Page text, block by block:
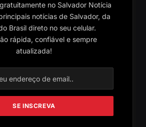
no Salvador Notícia
notícias de Salvador, da
Brasil direto no seu celular.
rápida, confiável e sempre
atualizada!